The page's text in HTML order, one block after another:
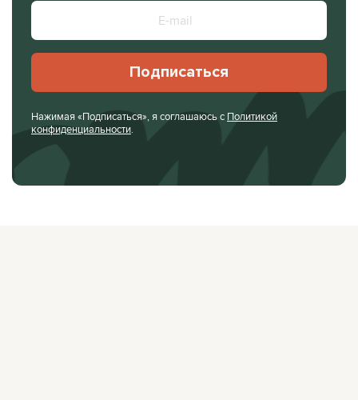
Подписаться
Нажимая «Подписаться», я соглашаюсь с Политикой
конфиденциальности.